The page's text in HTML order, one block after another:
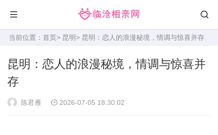
当前位置： 首页> 昆明> 昆明：恋人的浪漫秘境，情调与惊喜并存
昆明：恋人的浪漫秘境，情调与惊喜并
存
陈君雁 2026-07-05 18:30:02